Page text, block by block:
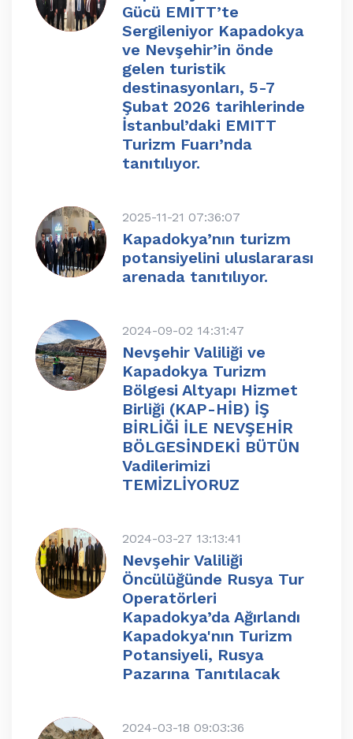
Gücü EMITT’te
Sergileniyor Kapadokya
ve Nevşehir’in önde
gelen turistik
destinasyonları, 5-7
Şubat 2026 tarihlerinde
İstanbul’daki EMITT
Turizm Fuarı’nda
tanıtılıyor.
2025-11-21 07:36:07
Kapadokya’nın turizm
potansiyelini uluslararası
arenada tanıtılıyor.
2024-09-02 14:31:47
Nevşehir Valiliği ve
Kapadokya Turizm
Bölgesi Altyapı Hizmet
Birliği (KAP-HİB) İŞ
BİRLİĞİ İLE NEVŞEHİR
BÖLGESİNDEKİ BÜTÜN
Vadilerimizi
TEMİZLİYORUZ
2024-03-27 13:13:41
Nevşehir Valiliği
Öncülüğünde Rusya Tur
Operatörleri
Kapadokya’da Ağırlandı
Kapadokya'nın Turizm
Potansiyeli, Rusya
Pazarına Tanıtılacak
2024-03-18 09:03:36